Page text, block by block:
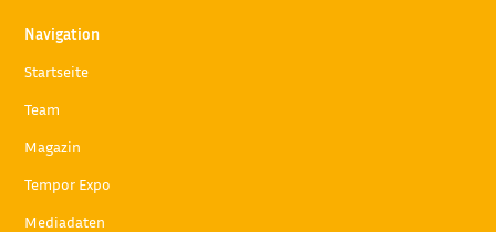
Navigation
Startseite
Team
Magazin
Tempor Expo
Mediadaten